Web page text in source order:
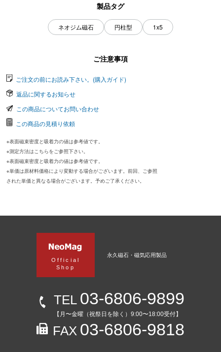
製品タグ
ネオジム磁石 円柱型 1x5
ご注意事項
ご注文の前にお読み下さい。(購入ガイド)
返品に関するお知らせ
この商品についてお問い合わせ
この商品の見積り依頼
※表面磁束密度と吸着力の値は参考値です。
※測定方法はこちらをご参照下さい。
※表面磁束密度と吸着力の値は参考値です。
※単価は原材料価格により変動する場合がございます。前回、ご参照
された単価と異なる場合がございます。予めご了承ください。
Official
Shop
永久磁石・磁気応用製品
TEL 03-6806-9899
【月〜金曜（祝祭日を除く）9:00〜18:00受付】
FAX 03-6806-9818